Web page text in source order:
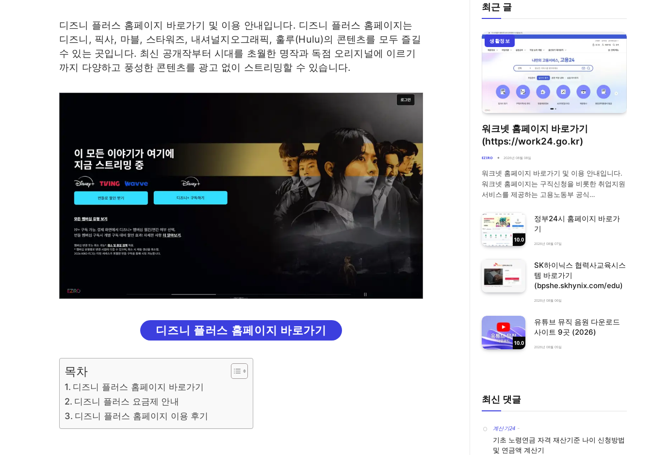
디즈니 플러스 홈페이지 바로가기 및 이용 안내입니다. 디즈니 플러스 홈페이지는
디즈니, 픽사, 마블, 스타워즈, 내셔널지오그래픽, 훌루(Hulu)의 콘텐츠를 모두 즐길
수 있는 곳입니다. 최신 공개작부터 시대를 초월한 명작과 독점 오리지널에 이르기
까지 다양하고 풍성한 콘텐츠를 광고 없이 스트리밍할 수 있습니다.
디즈니 플러스 홈페이지 바로가기
목차
디즈니 플러스 홈페이지 바로가기
디즈니 플러스 요금제 안내
디즈니 플러스 홈페이지 이용 후기
최근 글
생활정보
워크넷 홈페이지 바로가기
(https://work24.go.kr)
EZIRO 2026년 08월 08일
워크넷 홈페이지 바로가기 및 이용 안내입니다.
워크넷 홈페이지는 구직신청을 비롯한 취업지원
서비스를 제공하는 고용노동부 공식…
10.0
정부24시 홈페이지 바로가
기
2026년 08월 07일
SK하이닉스 협력사교육시스
템 바로가기
(bpshe.skhynix.com/edu)
2026년 08월 06일
10.0
유튜브 뮤직 음원 다운로드
사이트 9곳 (2026)
2026년 08월 05일
최신 댓글
계산기24 -
기초 노령연금 자격 재산기준 나이 신청방법
및 연금액 계산기